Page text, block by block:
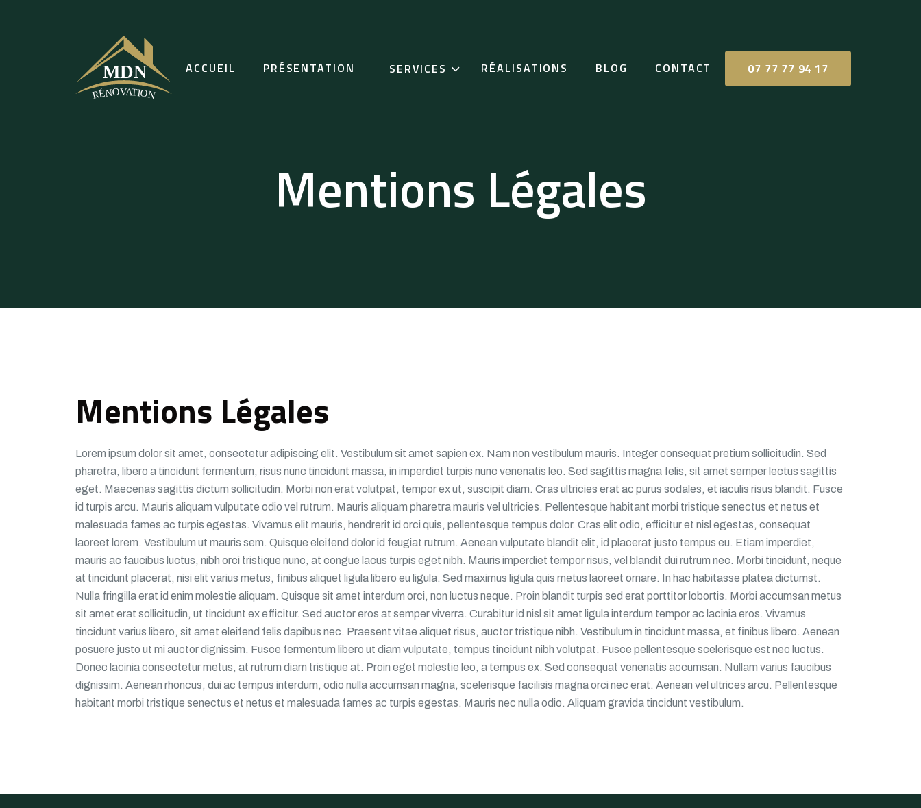
ACCUEIL PRÉSENTATION SERVICES RÉALISATIONS BLOG CONTACT 07 77 77 94 17
Mentions Légales
Mentions Légales
Lorem ipsum dolor sit amet, consectetur adipiscing elit. Vestibulum sit amet sapien ex. Nam non vestibulum mauris. Integer consequat pretium sollicitudin. Sed
pharetra, libero a tincidunt fermentum, risus nunc tincidunt massa, in imperdiet turpis nunc venenatis leo. Sed sagittis magna felis, sit amet semper lectus sagittis
eget. Maecenas sagittis dictum sollicitudin. Morbi non erat volutpat, tempor ex ut, suscipit diam. Cras ultricies erat ac purus sodales, et iaculis risus blandit. Fusce
id turpis arcu. Mauris aliquam vulputate odio vel rutrum. Mauris aliquam pharetra mauris vel ultricies. Pellentesque habitant morbi tristique senectus et netus et
malesuada fames ac turpis egestas. Vivamus elit mauris, hendrerit id orci quis, pellentesque tempus dolor. Cras elit odio, efficitur et nisl egestas, consequat
laoreet lorem. Vestibulum ut mauris sem. Quisque eleifend dolor id feugiat rutrum. Aenean vulputate blandit elit, id placerat justo tempus eu. Etiam imperdiet,
mauris ac faucibus luctus, nibh orci tristique nunc, at congue lacus turpis eget nibh. Mauris imperdiet tempor risus, vel blandit dui rutrum nec. Morbi tincidunt, neque
at tincidunt placerat, nisi elit varius metus, finibus aliquet ligula libero eu ligula. Sed maximus ligula quis metus laoreet ornare. In hac habitasse platea dictumst.
Nulla fringilla erat id enim molestie aliquam. Quisque sit amet interdum orci, non luctus neque. Proin blandit turpis sed erat porttitor lobortis. Morbi accumsan metus
sit amet erat sollicitudin, ut tincidunt ex efficitur. Sed auctor eros at semper viverra. Curabitur id nisl sit amet ligula interdum tempor ac lacinia eros. Vivamus
tincidunt varius libero, sit amet eleifend felis dapibus nec. Praesent vitae aliquet risus, auctor tristique nibh. Vestibulum in tincidunt massa, et finibus libero. Aenean
posuere justo ut mi auctor dignissim. Fusce fermentum libero ut diam vulputate, tempus tincidunt nibh volutpat. Fusce pellentesque scelerisque est nec luctus.
Donec lacinia consectetur metus, at rutrum diam tristique at. Proin eget molestie leo, a tempus ex. Sed consequat venenatis accumsan. Nullam varius faucibus
dignissim. Aenean rhoncus, dui ac tempus interdum, odio nulla accumsan magna, scelerisque facilisis magna orci nec erat. Aenean vel ultrices arcu. Pellentesque
habitant morbi tristique senectus et netus et malesuada fames ac turpis egestas. Mauris nec nulla odio. Aliquam gravida tincidunt vestibulum.